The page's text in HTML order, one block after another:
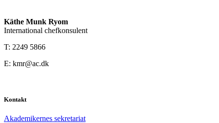
Käthe Munk Ryom
International chefkonsulent
T: 2249 5866
E: kmr@ac.dk
Kontakt
Akademikernes sekretariat